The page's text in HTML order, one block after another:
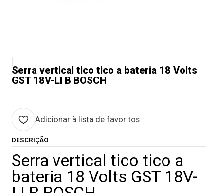
Serra vertical tico tico a bateria 18 Volts
GST 18V-LI B BOSCH
Adicionar à lista de favoritos
DESCRIÇÃO
Serra vertical tico tico a
bateria 18 Volts GST 18V-